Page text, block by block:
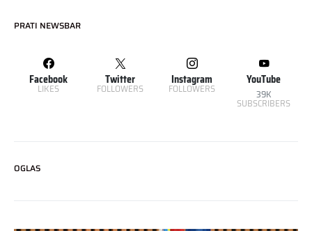
PRATI NEWSBAR
Facebook
LIKES
Twitter
FOLLOWERS
Instagram
FOLLOWERS
YouTube
39K
SUBSCRIBERS
OGLAS